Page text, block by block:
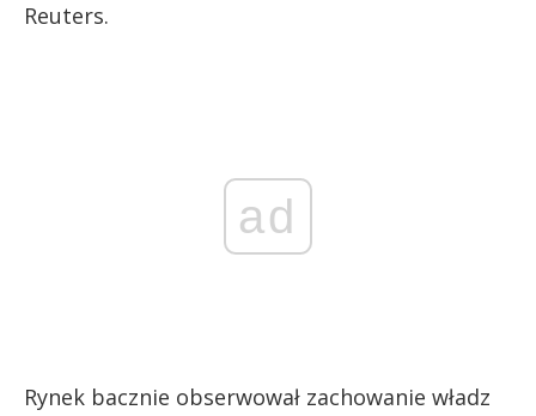
Reuters.
ad
Rynek bacznie obserwował zachowanie władz